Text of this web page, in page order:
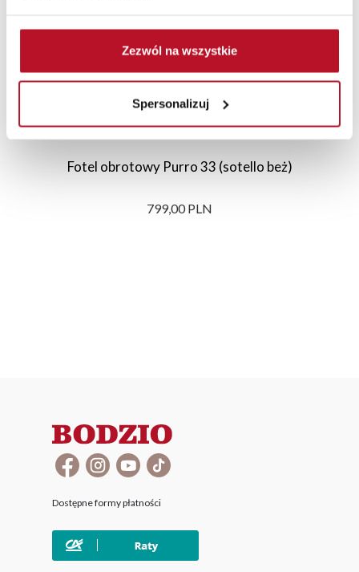
Zezwól na wszystkie
Spersonalizuj
Fotel obrotowy Purro 33 (sotello beż)
799,00 PLN
Dostępne formy płatności